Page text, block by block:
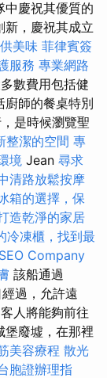
中慶祝其優質的
新，慶祝其成立
美味 菲律賓簽
服務 專業網路
數費用包括健
廚師的餐桌特別
是時候瀏覽聖
整潔的空間 專
境 Jean 尋求
清路放鬆按摩
箱的選擇，保
造乾淨的家居
冷凍櫃，找到最
Company
該船通過
過，允許遠
人將能夠前往
堡廢墟，在那裡
美容療程 散光
胞證辦理指